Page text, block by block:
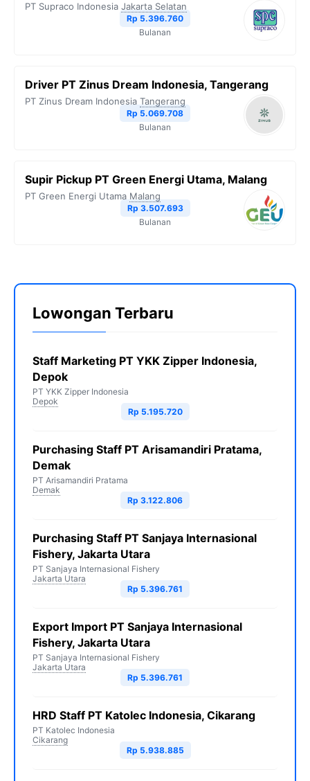
PT Supraco Indonesia Jakarta Selatan
Rp 5.396.760
Bulanan
Driver PT Zinus Dream Indonesia, Tangerang
PT Zinus Dream Indonesia Tangerang
Rp 5.069.708
Bulanan
Supir Pickup PT Green Energi Utama, Malang
PT Green Energi Utama Malang
Rp 3.507.693
Bulanan
Lowongan Terbaru
Staff Marketing PT YKK Zipper Indonesia,
Depok
PT YKK Zipper Indonesia
Depok
Rp 5.195.720
Purchasing Staff PT Arisamandiri Pratama,
Demak
PT Arisamandiri Pratama
Demak
Rp 3.122.806
Purchasing Staff PT Sanjaya Internasional
Fishery, Jakarta Utara
PT Sanjaya Internasional Fishery
Jakarta Utara
Rp 5.396.761
Export Import PT Sanjaya Internasional
Fishery, Jakarta Utara
PT Sanjaya Internasional Fishery
Jakarta Utara
Rp 5.396.761
HRD Staff PT Katolec Indonesia, Cikarang
PT Katolec Indonesia
Cikarang
Rp 5.938.885